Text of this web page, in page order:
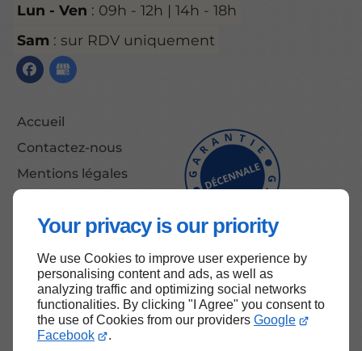
Your privacy is our priority
We use Cookies to improve user experience by
personalising content and ads, as well as
analyzing traffic and optimizing social networks
functionalities. By clicking "I Agree" you consent to
the use of Cookies from our providers Google
Facebook
.
Lun - Ven : 09h - 12h | 14h - 18h
Sam : sur RDV uniquement
Accueil
Contactez-nous
Mentions légales
Haut de page